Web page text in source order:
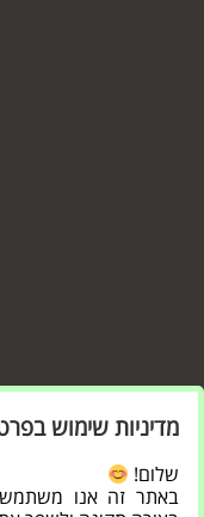
מדיניות שימוש
שלום!